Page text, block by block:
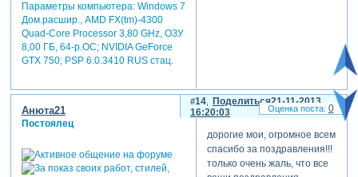
Параметры компьютера:Windows 7
Дом.расшир., AMD FX(tm)-4300
Quad-Core Processor 3,80 GHz, ОЗУ
8,00 ГБ, 64-р.ОС; NVIDIA GeForce
GTX 750; PSP 6.0.3410 RUS стац.
Поделиться
14
21-11-2013
16:20:03
Анюта21
Постоялец
дорогие мои, огромное всем
спасибо за поздравления!!!
только очень жаль, что все
0